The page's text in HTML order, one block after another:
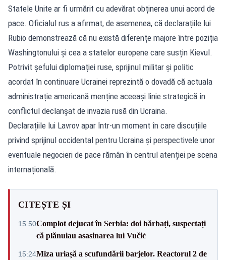
Statele Unite ar fi urmărit cu adevărat obținerea unui acord de
pace. Oficialul rus a afirmat, de asemenea, că declarațiile lui
Rubio demonstrează că nu există diferențe majore între poziția
Washingtonului și cea a statelor europene care susțin Kievul.
Potrivit șefului diplomației ruse, sprijinul militar și politic
acordat în continuare Ucrainei reprezintă o dovadă că actuala
administrație americană menține aceeași linie strategică în
conflictul declanșat de invazia rusă din Ucraina.
Declarațiile lui Lavrov apar într-un moment în care discuțiile
privind sprijinul occidental pentru Ucraina și perspectivele unor
eventuale negocieri de pace rămân în centrul atenției pe scena
internațională.
CITEȘTE ȘI
15:50Complot dejucat în Serbia: doi bărbați, suspectați
că plănuiau asasinarea lui Vučić
15:24Miza uriașă a scufundării barjelor. Reactorul 2 de